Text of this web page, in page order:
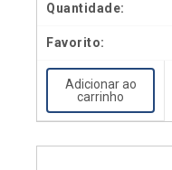
Adicionar ao
carrinho